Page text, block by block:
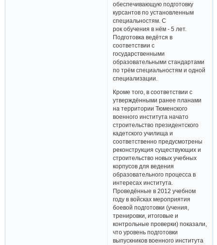
обеспечивающую подготовку
курсантов по установленным
специальностям. С
рок обучения в нём - 5 лет.
Подготовка ведётся в
соответствии с
государственными
образовательными стандартами
по трём специальностям и одной
специализации.
Кроме того, в соответствии с
утверждёнными ранее планами
на территории Тюменского
военного института начато
строительство президентского
кадетского училища и
соответственно предусмотрены
реконструкция существующих и
строительство новых учебных
корпусов для ведения
образовательного процесса в
интересах института.
Проведённые в 2012 учебном
году в войсках мероприятия
боевой подготовки (учения,
тренировки, итоговые и
контрольные проверки) показали,
что уровень подготовки
выпускников военного института